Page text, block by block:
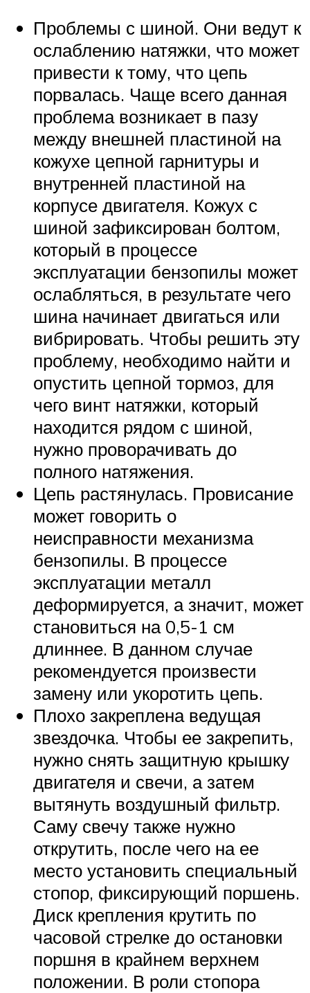
Проблемы с шиной. Они ведут к
ослаблению натяжки, что может
привести к тому, что цепь
порвалась. Чаще всего данная
проблема возникает в пазу
между внешней пластиной на
кожухе цепной гарнитуры и
внутренней пластиной на
корпусе двигателя. Кожух с
шиной зафиксирован болтом,
который в процессе
эксплуатации бензопилы может
ослабляться, в результате чего
шина начинает двигаться или
вибрировать. Чтобы решить эту
проблему, необходимо найти и
опустить цепной тормоз, для
чего винт натяжки, который
находится рядом с шиной,
нужно проворачивать до
полного натяжения.
Цепь растянулась. Провисание
может говорить о
неисправности механизма
бензопилы. В процессе
эксплуатации металл
деформируется, а значит, может
становиться на 0,5-1 см
длиннее. В данном случае
рекомендуется произвести
замену или укоротить цепь.
Плохо закреплена ведущая
звездочка. Чтобы ее закрепить,
нужно снять защитную крышку
двигателя и свечи, а затем
вытянуть воздушный фильтр.
Саму свечу также нужно
открутить, после чего на ее
место установить специальный
стопор, фиксирующий поршень.
Диск крепления крутить по
часовой стрелке до остановки
поршня в крайнем верхнем
положении. В роли стопора